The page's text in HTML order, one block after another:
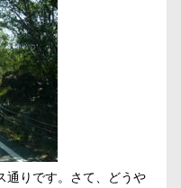
通りです。さて、どうや